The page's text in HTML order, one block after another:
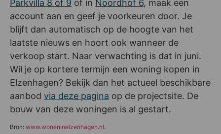
Parkvilla 8 of 9 of in Noordhof 6, maak een
account aan en geef je voorkeuren door. Je
blijft dan automatisch op de hoogte van het
laatste nieuws en hoort ook wanneer de
verkoop start. Naar verwachting is dat in juni.
Wil je op kortere termijn een woning kopen in
Elzenhagen? Bekijk dan het actueel beschikbare
aanbod via deze pagina op de projectsite. De
bouw van deze woningen is al gestart.
Bron: www.woneninelzenhagen.nl.